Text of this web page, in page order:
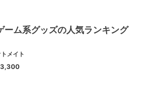
ーム系グッズの人気ランキング
トメイト
3,300